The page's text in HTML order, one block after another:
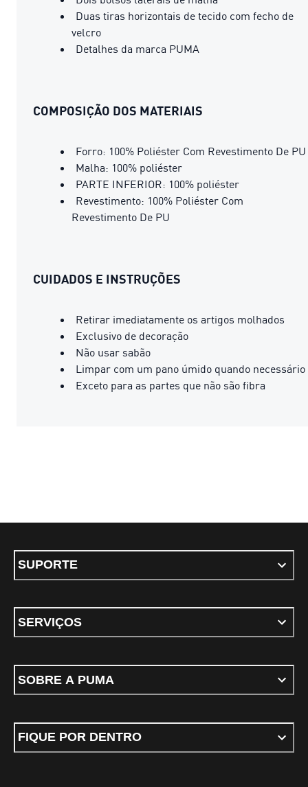
Duas tiras horizontais de tecido com fecho de
velcro
Detalhes da marca PUMA
COMPOSIÇÃO DOS MATERIAIS
Forro: 100% Poliéster Com Revestimento De PU
Malha: 100% poliéster
PARTE INFERIOR: 100% poliéster
Revestimento: 100% Poliéster Com
Revestimento De PU
CUIDADOS E INSTRUÇÕES
Retirar imediatamente os artigos molhados
Exclusivo de decoração
Não usar sabão
Limpar com um pano úmido quando necessário
Exceto para as partes que não são fibra
SUPORTE
SERVIÇOS
SOBRE A PUMA
FIQUE POR DENTRO